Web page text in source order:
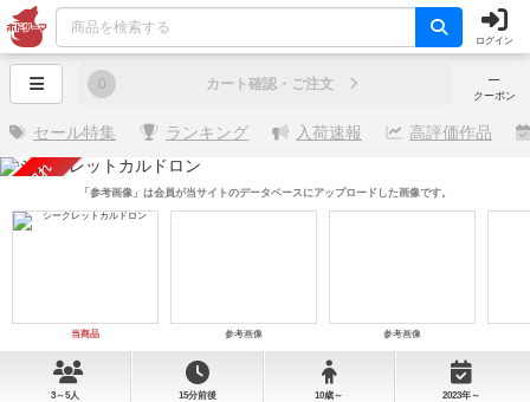
ログイン
─
クーポン
0 カート確認・ご注文
セール特集 ランキング 入荷速報 高評価作品
売り切れ
当商品 参考画像 参考画像
「参考画像」は会員が当サイトのデータベースにアップロードした画像です。
3～5人 15分前後 10歳～ 2023年～